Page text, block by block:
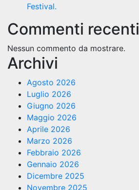
Festival.
Commenti recenti
Nessun commento da mostrare.
Archivi
Agosto 2026
Luglio 2026
Giugno 2026
Maggio 2026
Aprile 2026
Marzo 2026
Febbraio 2026
Gennaio 2026
Dicembre 2025
Novembre 2025